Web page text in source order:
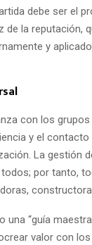
debe ser el
de la reputación,
y
con los
y el
La gestión
por tanto,
“guía
valor con